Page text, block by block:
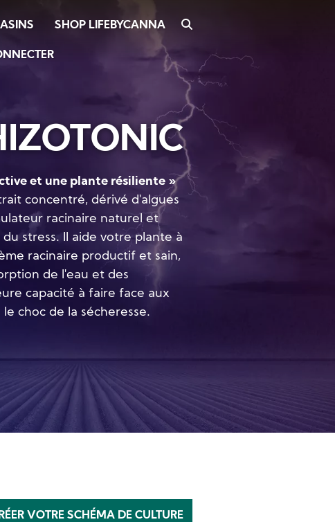
SHOP LIFEBYCANNA
et une plante résiliente »
concentré, dérivé d'algues
racinaire naturel et
stress. Il aide votre plante à
racinaire productif et sain,
de l'eau et des
capacité à faire face aux
choc de la sécheresse.
VOTRE SCHÉMA DE CULTURE